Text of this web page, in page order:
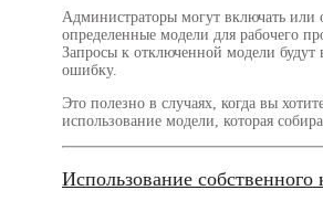
Администраторы могут включать или
определенные модели для рабочего
Запросы к отключенной модели будут
ошибку.
Это полезно в случаях, когда вы
использование модели, которая
Использование собственного